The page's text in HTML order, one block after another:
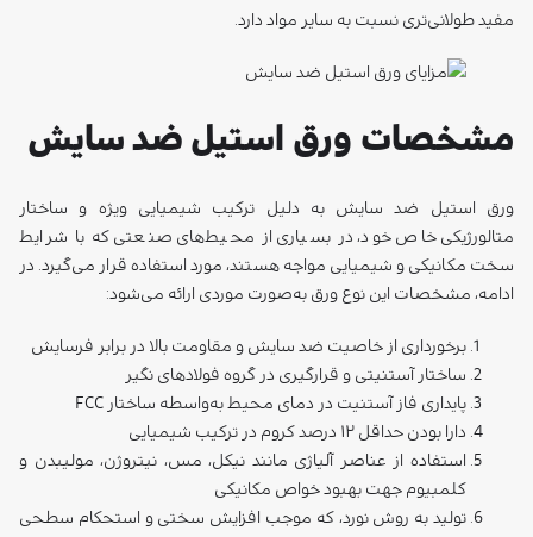
مفید طولانی‌تری نسبت به سایر مواد دارد.
مشخصات ورق استیل ضد سایش
ورق استیل ضد سایش به دلیل ترکیب شیمیایی ویژه و ساختار
متالورژیکی خاص خود، در بسیاری از محیط‌های صنعتی که با شرایط
سخت مکانیکی و شیمیایی مواجه هستند، مورد استفاده قرار می‌گیرد. در
ادامه، مشخصات این نوع ورق به‌صورت موردی ارائه می‌شود:
برخورداری از خاصیت ضد سایش و مقاومت بالا در برابر فرسایش
ساختار آستنیتی و قرارگیری در گروه فولادهای نگیر
پایداری فاز آستنیت در دمای محیط به‌واسطه ساختار FCC
دارا بودن حداقل ۱۲ درصد کروم در ترکیب شیمیایی
استفاده از عناصر آلیاژی مانند نیکل، مس، نیتروژن، مولیبدن و
کلمبیوم جهت بهبود خواص مکانیکی
تولید به روش نورد، که موجب افزایش سختی و استحکام سطحی